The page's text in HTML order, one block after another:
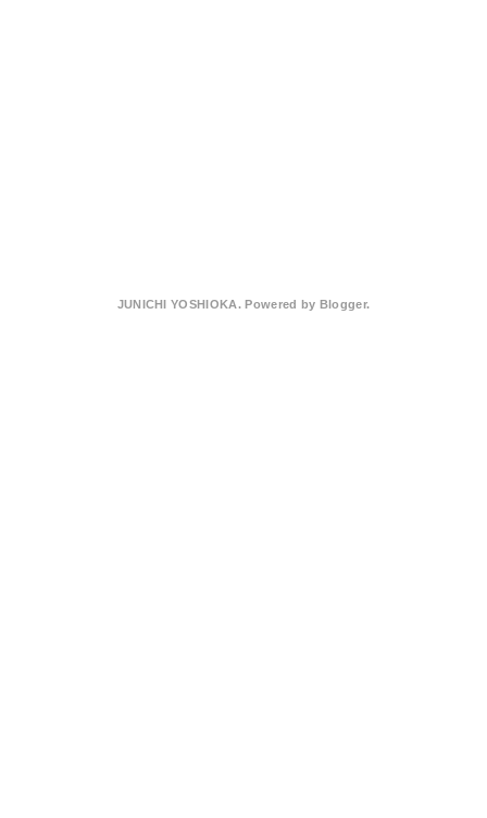
JUNICHI YOSHIOKA. Powered by Blogger.